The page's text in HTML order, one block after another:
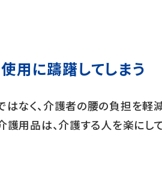
用に躊躇してしまう
なく、介護者の腰の負担を軽
護用品は、介護する人を楽にし